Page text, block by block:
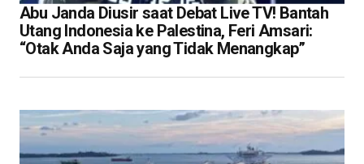
Abu Janda Diusir saat Debat Live TV! Bantah
Utang Indonesia ke Palestina, Feri Amsari:
“Otak Anda Saja yang Tidak Menangkap”